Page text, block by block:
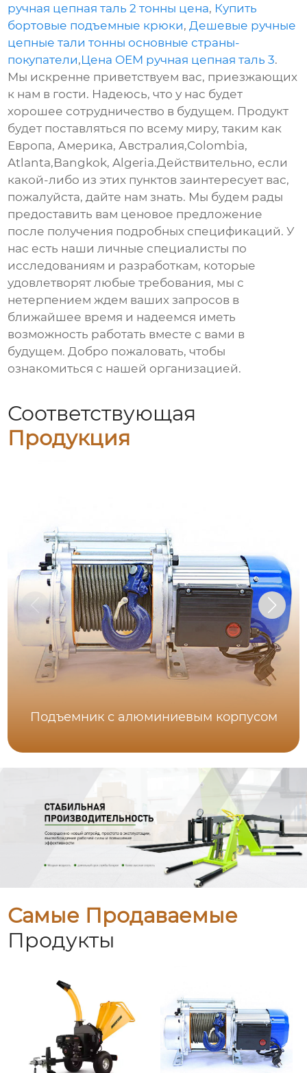
ручная цепная таль 2 тонны цена, Купить
бортовые подъемные крюки, Дешевые ручные
цепные тали тонны основные страны-
покупатели,Цена OEM ручная цепная таль 3.
Мы искренне приветствуем вас, приезжающих
к нам в гости. Надеюсь, что у нас будет
хорошее сотрудничество в будущем. Продукт
будет поставляться по всему миру, таким как
Европа, Америка, Австралия,Colombia,
Atlanta,Bangkok, Algeria.Действительно, если
какой-либо из этих пунктов заинтересует вас,
пожалуйста, дайте нам знать. Мы будем рады
предоставить вам ценовое предложение
после получения подробных спецификаций. У
нас есть наши личные специалисты по
исследованиям и разработкам, которые
удовлетворят любые требования, мы с
нетерпением ждем ваших запросов в
ближайшее время и надеемся иметь
возможность работать вместе с вами в
будущем. Добро пожаловать, чтобы
ознакомиться с нашей организацией.
Соответствующая
Продукция
Подъемник с алюминиевым корпусом
Самые Продаваемые
Продукты